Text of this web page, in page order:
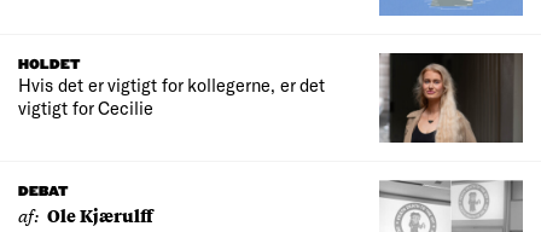
HOLDET
Hvis det er vigtigt for kollegerne, er det
vigtigt for Cecilie
DEBAT
af: Ole Kjærulff